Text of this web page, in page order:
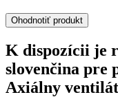
Ohodnotiť produkt
K dispozícii je
slovenčina pre
Axiálny